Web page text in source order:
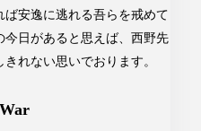
安逸に逃れる吾らを戒めて
日があると思えば、西野先
れない思いでおります。